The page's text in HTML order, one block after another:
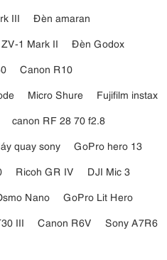
III
Đèn amaran
1 Mark II
Đèn Godox
Canon R10
Micro Shure
Fujifilm instax
canon RF 28 70 f2.8
quay sony
GoPro hero 13
Ricoh GR IV
DJI Mic 3
Nano
GoPro Lit Hero
III Canon R6V
Sony A7R6